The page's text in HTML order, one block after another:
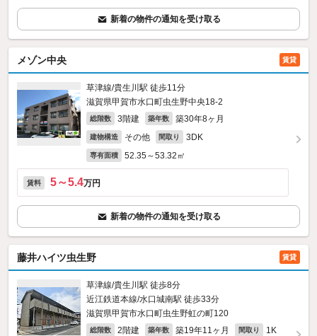
新着の物件の通知を受け取る
メゾン中央 賃貸
草津線/貴生川駅 徒歩11分
滋賀県甲賀市水口町虫生野中央18‐2
総階数 3階建 築年数 築30年8ヶ月
建物構造 その他 間取り 3DK
専有面積 52.35～53.32㎡
賃料 5～5.4万円
新着の物件の通知を受け取る
藤井ハイツ虫生野 賃貸
草津線/貴生川駅 徒歩8分
近江鉄道本線/水口城南駅 徒歩33分
滋賀県甲賀市水口町虫生野虹の町120
総階数 2階建 築年数 築19年11ヶ月 間取り 1K